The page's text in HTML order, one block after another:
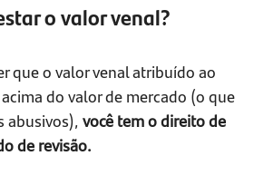
o valor venal?
que o valor venal atribuído ao
do valor de mercado (o que
abusivos),você tem o direito de
de revisão.